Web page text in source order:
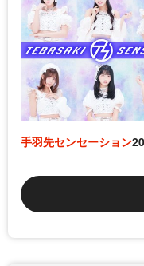
手羽先センセーション